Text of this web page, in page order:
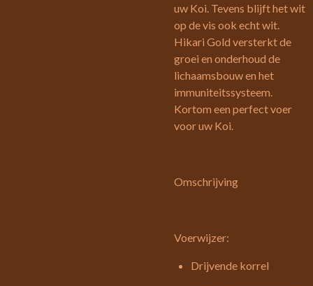
uw Koi. Tevens blijft het wit
op de vis ook echt wit.
Hikari Gold versterkt de
groei en onderhoud de
lichaamsbouw en het
immuniteitssysteem.
Kortom een perfect voer
voor uw Koi.
Omschrijving
Voerwijzer:
Drijvende korrel